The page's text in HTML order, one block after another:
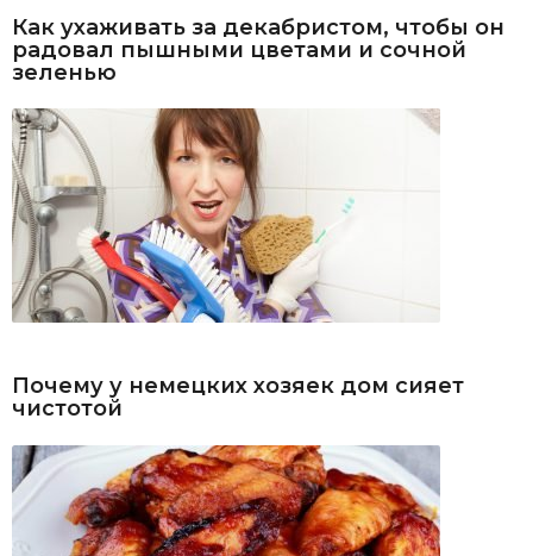
Как ухаживать за декабристом, чтобы он
радовал пышными цветами и сочной
зеленью
Почему у немецких хозяек дом сияет
чистотой